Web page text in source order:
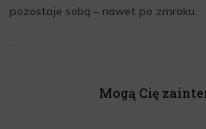
pozostaje sobą – nawet po zmroku.
Mogą Cię